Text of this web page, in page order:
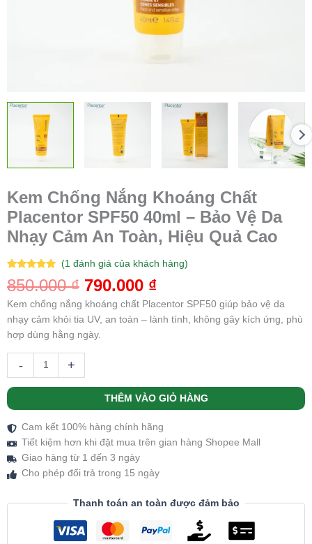
Kem Chống Nắng Khoáng Chất
Placentor SPF50 40ml – Bảo Vệ Da
Nhạy Cảm An Toàn, Hiệu Quả Cao
5.00 trên 5
dựa trên
1
(1đánh giá của khách hàng)
850.000₫ 790.000 ₫
Kem chống nắng khoáng chất Placentor SPF50 giúp bảo vệ da
nhạy cảm khỏi tia UV, an toàn – lành tính, không gây kích ứng, phù
hợp dùng hằng ngày.
-
lượng
+
THÊM VÀO GIỎ HÀNG
Cam kết 100% hàng chính hãng
Tiết kiệm hơn khi đặt mua trên gian hàng Shopee Mall
Giao hàng từ 1 đến 3 ngày
Cho phép đổi trả trong 15 ngày
Thanh toán an toàn được đảm bảo